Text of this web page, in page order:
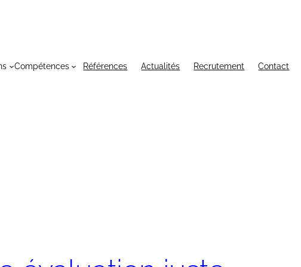
Compétences Références Actualités Recrutement Contact